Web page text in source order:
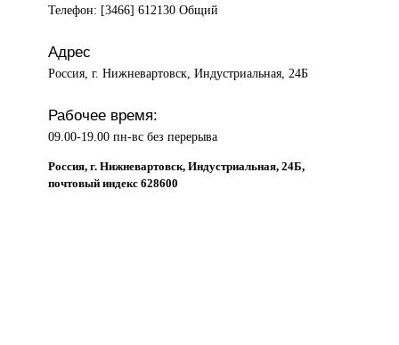
Телефон: [3466] 612130 Общий
Адрес
Россия, г. Нижневартовск, Индустриальная, 24Б
Рабочее время:
09.00-19.00 пн-вс без перерыва
Россия, г. Нижневартовск, Индустриальная, 24Б,
почтовый индекс 628600